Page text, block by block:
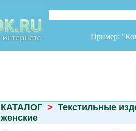
Пример:
КАТАЛОГ > Текстильные
женские